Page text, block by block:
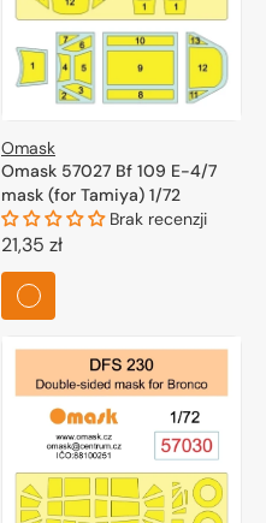
Omask
Omask 57027 Bf 109 E-4/7
mask (for Tamiya) 1/72
Brak recenzji
Cena
regularna
21,35 zł